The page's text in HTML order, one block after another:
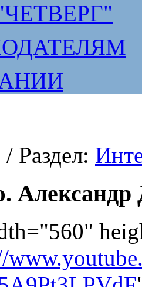
/ Раздел:
Александр